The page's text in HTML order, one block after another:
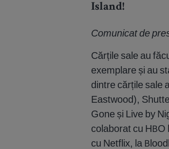
Island!
Comunicat de
Cărțile sale au
exemplare și au
dintre cărțile sale
Eastwood),
Gone și Live by
colaborat cu HBO
cu Netflix, la